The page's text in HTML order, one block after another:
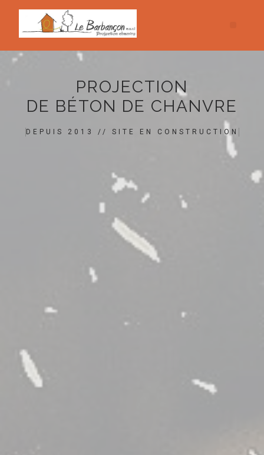
PROJECTION
DE BÉTON DE CHANVRE
DEPUIS 2013 // SITE EN CONSTRUCTION